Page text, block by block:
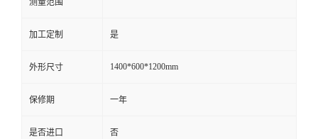
测量范围
加工定制 是
外形尺寸 1400*600*1200mm
保修期 一年
是否进口 否